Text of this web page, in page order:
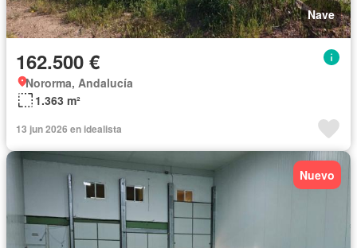
Nave
162.500 €
Nororma, Andalucía
1.363 m²
13 jun 2026 en idealista
Nuevo